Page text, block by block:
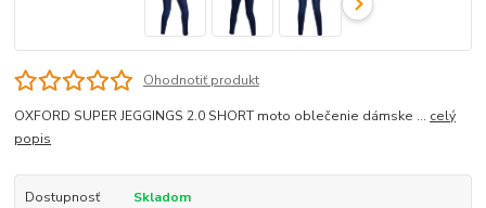
Ohodnotiť produkt
OXFORD SUPER JEGGINGS 2.0 SHORT moto oblečenie dámske ... celý
popis
Dostupnosť
Skladom